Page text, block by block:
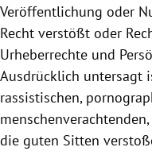
Veröffentlichung oder
Recht verstößt oder
Urheberrechte und
Ausdrücklich untersagt
rassistischen,
die guten Sitten